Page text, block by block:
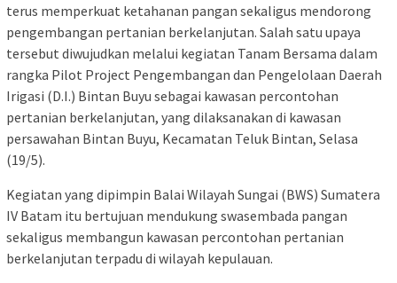
terus memperkuat ketahanan pangan sekaligus mendorong
pengembangan pertanian berkelanjutan. Salah satu upaya
tersebut diwujudkan melalui kegiatan Tanam Bersama dalam
rangka Pilot Project Pengembangan dan Pengelolaan Daerah
Irigasi (D.I.) Bintan Buyu sebagai kawasan percontohan
pertanian berkelanjutan, yang dilaksanakan di kawasan
persawahan Bintan Buyu, Kecamatan Teluk Bintan, Selasa
(19/5).
Kegiatan yang dipimpin Balai Wilayah Sungai (BWS) Sumatera
IV Batam itu bertujuan mendukung swasembada pangan
sekaligus membangun kawasan percontohan pertanian
berkelanjutan terpadu di wilayah kepulauan.